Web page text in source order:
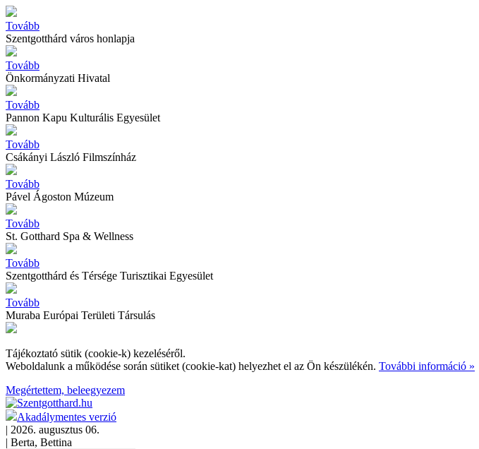
Tovább
Szentgotthárd város honlapja
Tovább
Önkormányzati Hivatal
Tovább
Pannon Kapu Kulturális Egyesület
Tovább
Csákányi László Filmszínház
Tovább
Pável Ágoston Múzeum
Tovább
St. Gotthard Spa & Wellness
Tovább
Szentgotthárd és Térsége Turisztikai Egyesület
Tovább
Muraba Európai Területi Társulás
Tájékoztató sütik (cookie-k) kezeléséről.
Weboldalunk a működése során sütiket (cookie-kat) helyezhet el az Ön készülékén. További információ »
Megértettem, beleegyezem
Akadálymentes verzió
| 2026. augusztus 06.
| Berta, Bettina